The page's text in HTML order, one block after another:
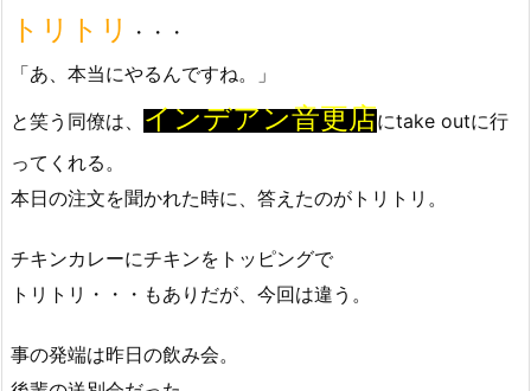
トリトリ
・・・
「あ、本当にやるんですね。」
と笑う同僚は、 インデアン音更店にtake outに行
ってくれる。
本日の注文を聞かれた時に、答えたのがトリトリ。
チキンカレーにチキンをトッピングで
トリトリ・・・もありだが、今回は違う。
事の発端は昨日の飲み会。